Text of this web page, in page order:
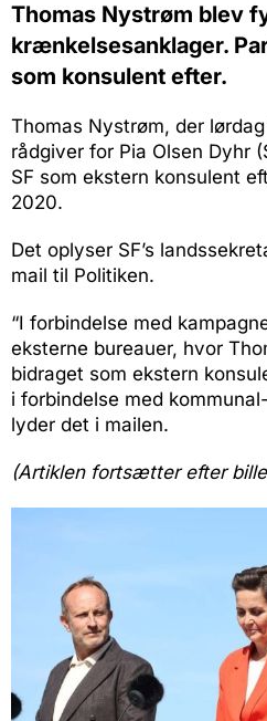
Thomas Nystrøm blev
krænkelsesanklager.
som konsulent efter.
Thomas Nystrøm, der
rådgiver for Pia Olsen Dyhr
SF som ekstern konsulent
2020.
Det oplyser SF’s
mail til Politiken.
“I forbindelse med
eksterne bureauer, hvor
bidraget som ekstern
i forbindelse med
lyder det i mailen.
(Artiklen fortsætter efter